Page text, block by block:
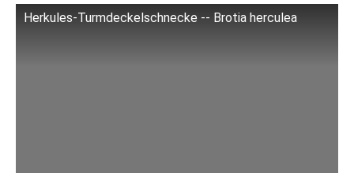
Herkules-Turmdeckelschnecke -- Brotia herculea